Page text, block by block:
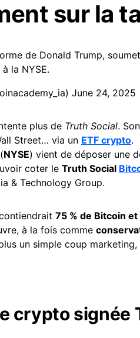
sur la
de Donald Trump,
la NYSE.
June 24, 2025
plus de Truth Social.
Street… via un ETF crypto.
NYSE) vient de déposer une
coter le Truth Social
& Technology Group.
75 % de Bitcoin et
à la fois comme
un simple coup
crypto signée